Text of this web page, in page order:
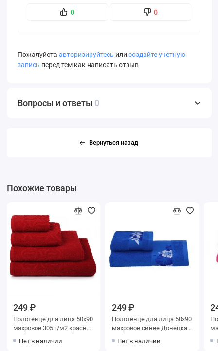
0 0
Пожалуйста авторизируйтесь или создайте учетную
запись перед тем как написать отзыв
Вопросы и ответы 0
Вернуться назад
Похожие товары
249 ₽
Полотенце для лица 50х90
махровое 305 г/м2 красное
Нет в наличии
249 ₽
Полотенце для лица 50х90
махровое синее Донецкая
Нет в наличии